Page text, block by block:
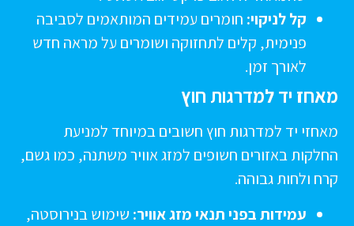
קל לניקוי:חומרים עמידים המותאמים לסביבה
פנימית, קלים לתחזוקה ושומרים על מראה חדש
לאורך זמן.
יד למדרגות חוץ
יד למדרגות חוץ חשובים במיוחד למניעת
באזורים חשופים למזג אוויר משתנה, כמו גשם,
ולחות גבוהה.
עמידות בפני תנאי מזג אוויר:שימוש בנירוסטה,